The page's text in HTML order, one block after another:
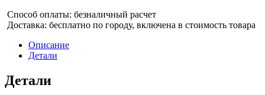
Способ оплаты: безналичный расчет
Доставка: бесплатно по городу, включена в стоимость товара
Описание
Детали
Детали